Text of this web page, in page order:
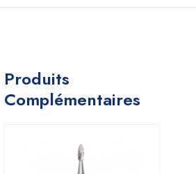
Produits
Complémentaires